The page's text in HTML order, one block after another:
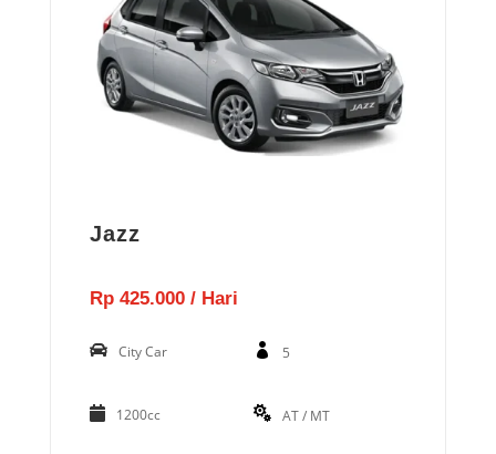
Jazz
Rp 425.000 / Hari
City Car 5
1200cc AT / MT